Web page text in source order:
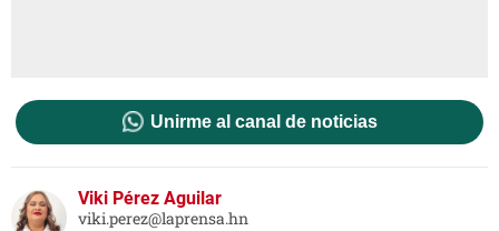
Unirme al canal de noticias
Viki Pérez Aguilar
viki.perez@laprensa.hn